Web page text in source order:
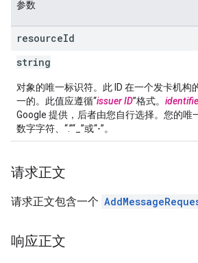
参数
resourceId
string
对象的唯一标识符。此 ID 在一个发卡机构
一的。此值应遵循“issuer ID”格式。
Google 提供，后者由您自行选择。您的唯
数字字符、“.”“_”或“-”。
请求正文
请求正文包含一个
响应正文